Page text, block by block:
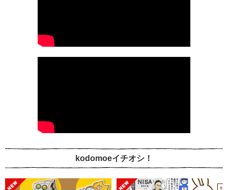
kodomoeイチオシ！